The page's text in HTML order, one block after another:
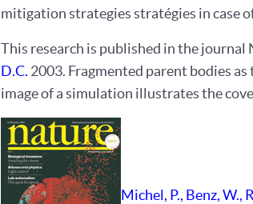
mitigation strategies stratégies in case
This research is published in the journal
D.C. 2003. Fragmented parent bodies
image of a simulation illustrates the
Michel, P., Benz, W.,